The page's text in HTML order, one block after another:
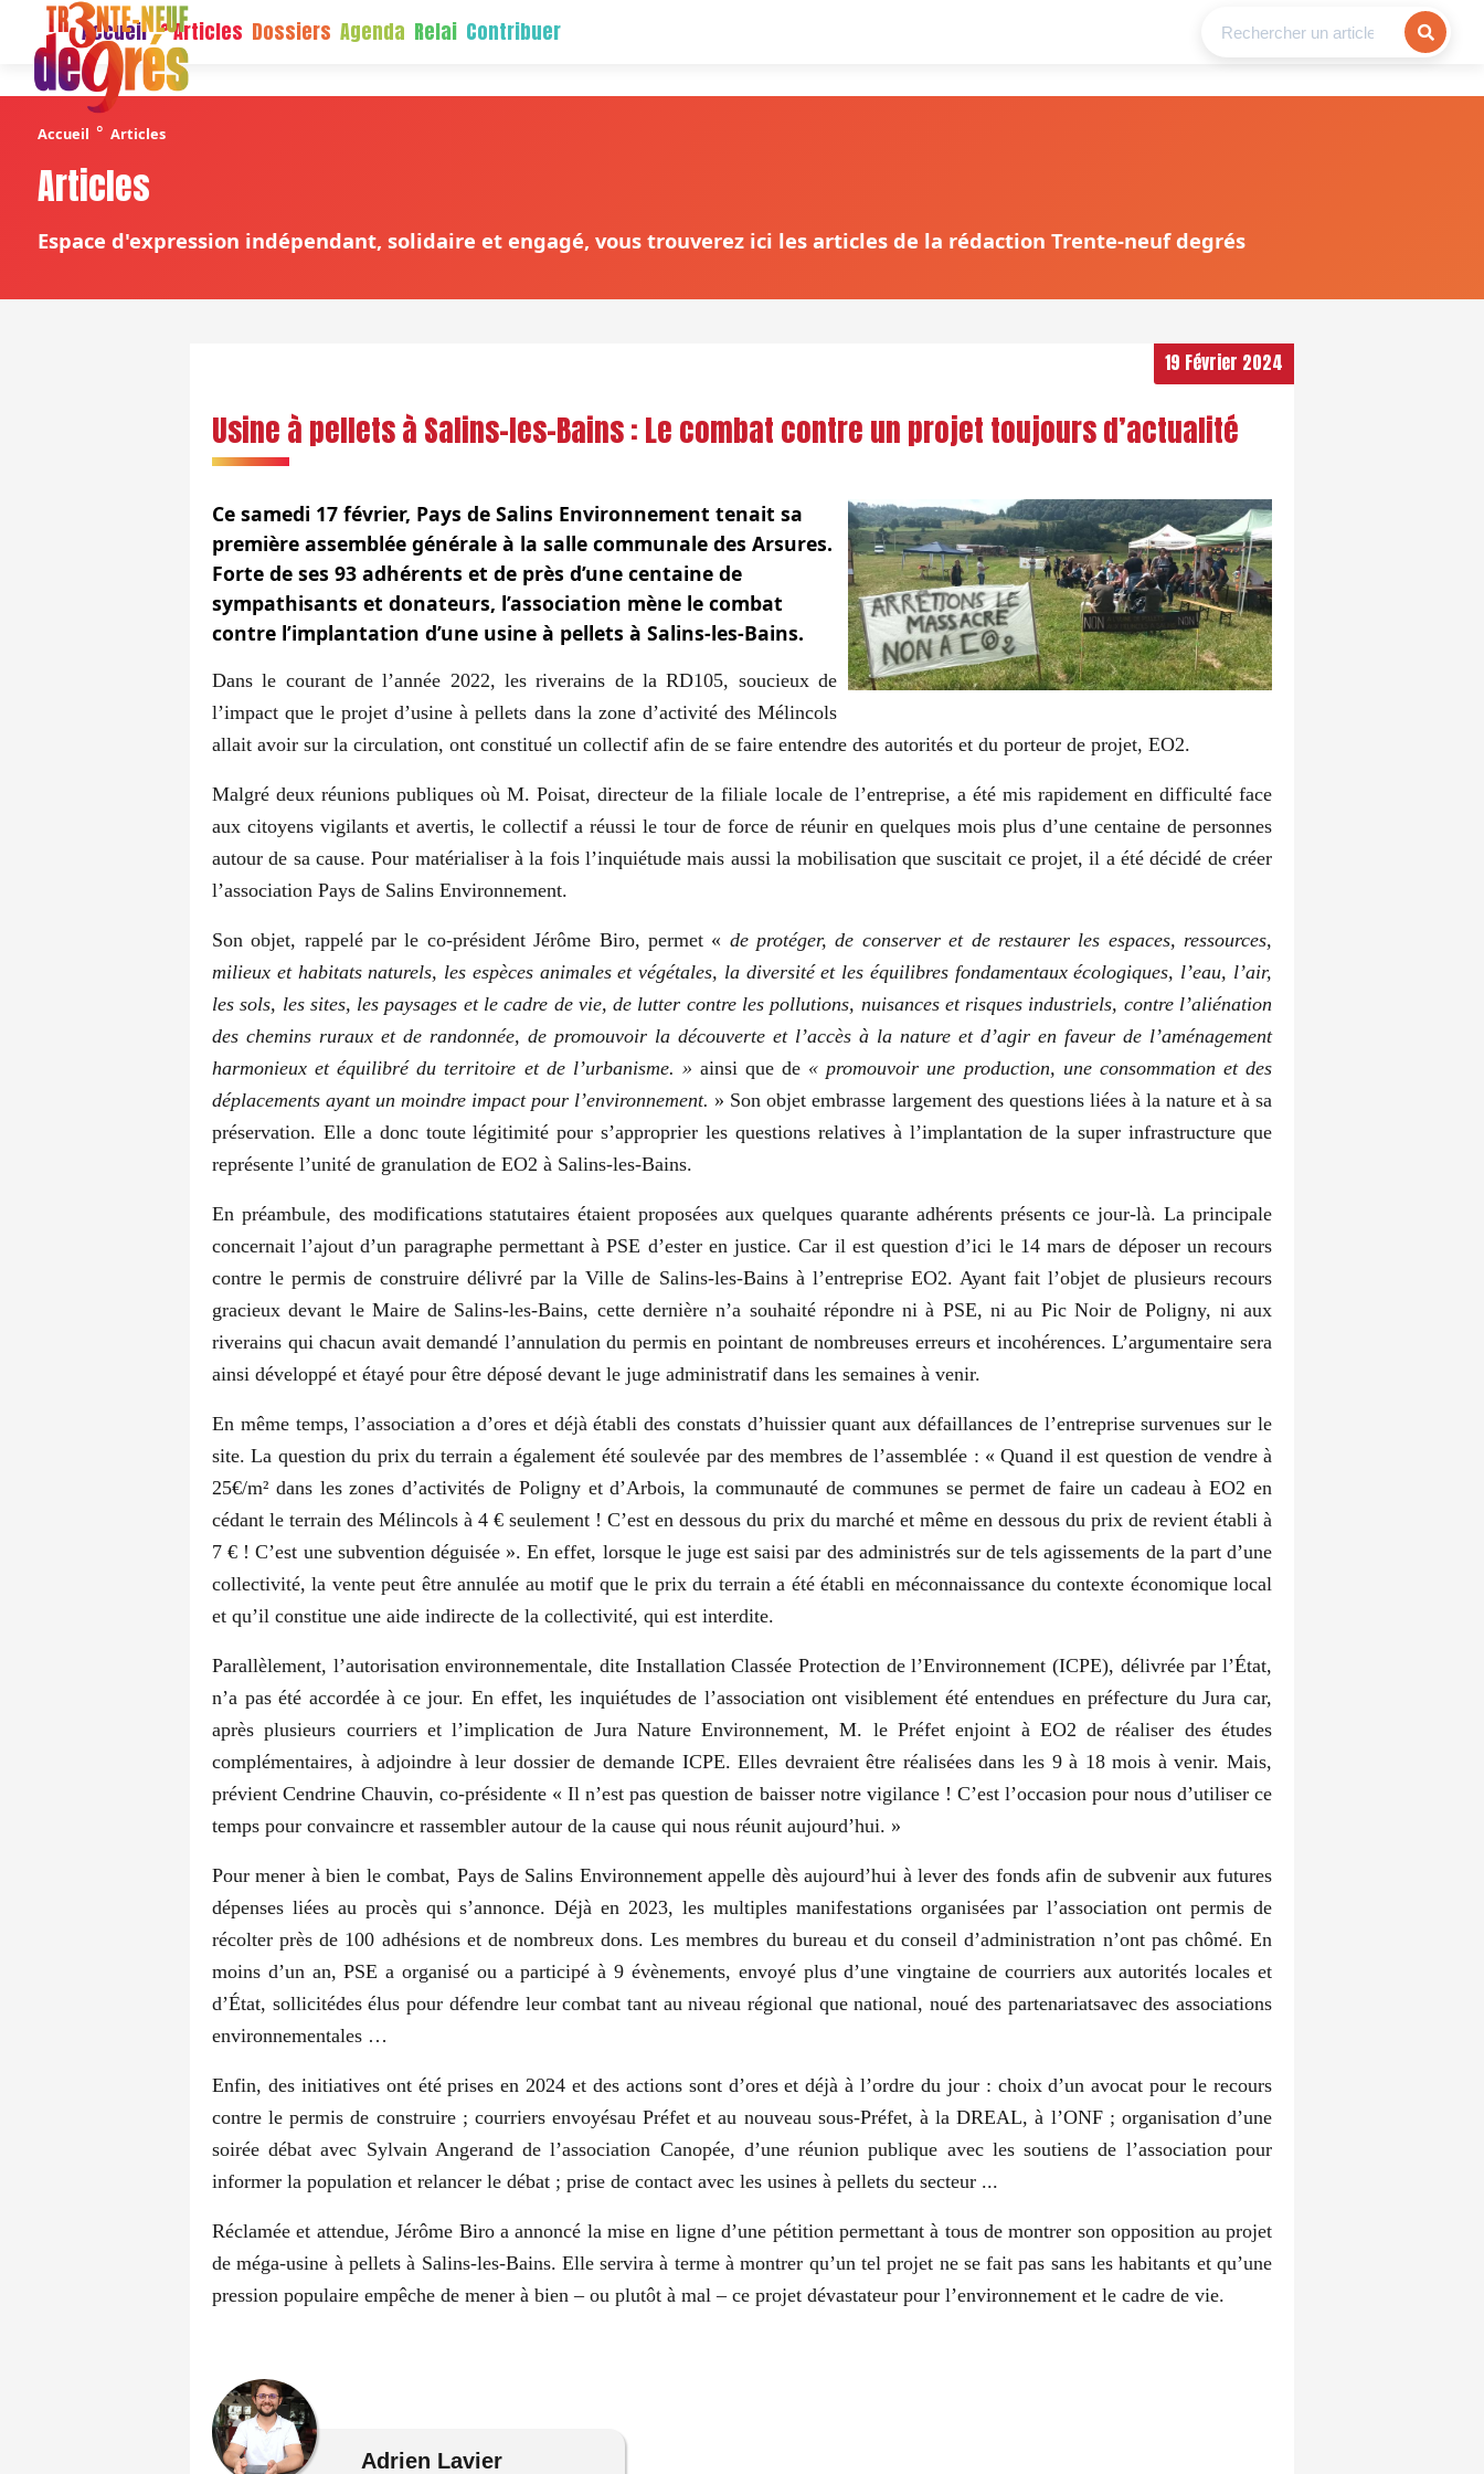
Accueil Articles Dossiers Agenda Relai Contribuer
Accueil ° Articles
Articles
Espace d'expression indépendant, solidaire et engagé, vous trouverez ici les articles de la rédaction Trente-neuf degrés
19 Février 2024
Usine à pellets à Salins-les-Bains : Le combat contre un projet toujours d’actualité
Ce samedi 17 février, Pays de Salins Environnement tenait sa
première assemblée générale à la salle communale des Arsures.
Forte de ses 93 adhérents et de près d’une centaine de
sympathisants et donateurs, l’association mène le combat
contre l’implantation d’une usine à pellets à Salins-les-Bains.
Dans le courant de l’année 2022, les riverains de la RD105, soucieux de
l’impact que le projet d’usine à pellets dans la zone d’activité des Mélincols
allait avoir sur la circulation, ont constitué un collectif afin de se faire entendre des autorités et du porteur de projet, EO2.
Malgré deux réunions publiques où M. Poisat, directeur de la filiale locale de l’entreprise, a été mis rapidement en difficulté face
aux citoyens vigilants et avertis, le collectif a réussi le tour de force de réunir en quelques mois plus d’une centaine de personnes
autour de sa cause. Pour matérialiser à la fois l’inquiétude mais aussi la mobilisation que suscitait ce projet, il a été décidé de créer
l’association Pays de Salins Environnement.
Son objet, rappelé par le co-président Jérôme Biro, permet « de protéger, de conserver et de restaurer les espaces, ressources,
milieux et habitats naturels, les espèces animales et végétales, la diversité et les équilibres fondamentaux écologiques, l’eau, l’air,
les sols, les sites, les paysages et le cadre de vie, de lutter contre les pollutions, nuisances et risques industriels, contre l’aliénation
des chemins ruraux et de randonnée, de promouvoir la découverte et l’accès à la nature et d’agir en faveur de l’aménagement
harmonieux et équilibré du territoire et de l’urbanisme. » ainsi que de « promouvoir une production, une consommation et des
déplacements ayant un moindre impact pour l’environnement. » Son objet embrasse largement des questions liées à la nature et à sa
préservation. Elle a donc toute légitimité pour s’approprier les questions relatives à l’implantation de la super infrastructure que
représente l’unité de granulation de EO2 à Salins-les-Bains.
En préambule, des modifications statutaires étaient proposées aux quelques quarante adhérents présents ce jour-là. La principale
concernait l’ajout d’un paragraphe permettant à PSE d’ester en justice. Car il est question d’ici le 14 mars de déposer un recours
contre le permis de construire délivré par la Ville de Salins-les-Bains à l’entreprise EO2. Ayant fait l’objet de plusieurs recours
gracieux devant le Maire de Salins-les-Bains, cette dernière n’a souhaité répondre ni à PSE, ni au Pic Noir de Poligny, ni aux
riverains qui chacun avait demandé l’annulation du permis en pointant de nombreuses erreurs et incohérences. L’argumentaire sera
ainsi développé et étayé pour être déposé devant le juge administratif dans les semaines à venir.
En même temps, l’association a d’ores et déjà établi des constats d’huissier quant aux défaillances de l’entreprise survenues sur le
site. La question du prix du terrain a également été soulevée par des membres de l’assemblée : « Quand il est question de vendre à
25€/m² dans les zones d’activités de Poligny et d’Arbois, la communauté de communes se permet de faire un cadeau à EO2 en
cédant le terrain des Mélincols à 4 € seulement ! C’est en dessous du prix du marché et même en dessous du prix de revient établi à
7 € ! C’est une subvention déguisée ». En effet, lorsque le juge est saisi par des administrés sur de tels agissements de la part d’une
collectivité, la vente peut être annulée au motif que le prix du terrain a été établi en méconnaissance du contexte économique local
et qu’il constitue une aide indirecte de la collectivité, qui est interdite.
Parallèlement, l’autorisation environnementale, dite Installation Classée Protection de l’Environnement (ICPE), délivrée par l’État,
n’a pas été accordée à ce jour. En effet, les inquiétudes de l’association ont visiblement été entendues en préfecture du Jura car,
après plusieurs courriers et l’implication de Jura Nature Environnement, M. le Préfet enjoint à EO2 de réaliser des études
complémentaires, à adjoindre à leur dossier de demande ICPE. Elles devraient être réalisées dans les 9 à 18 mois à venir. Mais,
prévient Cendrine Chauvin, co-présidente « Il n’est pas question de baisser notre vigilance ! C’est l’occasion pour nous d’utiliser ce
temps pour convaincre et rassembler autour de la cause qui nous réunit aujourd’hui. »
Pour mener à bien le combat, Pays de Salins Environnement appelle dès aujourd’hui à lever des fonds afin de subvenir aux futures
dépenses liées au procès qui s’annonce. Déjà en 2023, les multiples manifestations organisées par l’association ont permis de
récolter près de 100 adhésions et de nombreux dons. Les membres du bureau et du conseil d’administration n’ont pas chômé. En
moins d’un an, PSE a organisé ou a participé à 9 évènements, envoyé plus d’une vingtaine de courriers aux autorités locales et
d’État, sollicitédes élus pour défendre leur combat tant au niveau régional que national, noué des partenariatsavec des associations
environnementales …
Enfin, des initiatives ont été prises en 2024 et des actions sont d’ores et déjà à l’ordre du jour : choix d’un avocat pour le recours
contre le permis de construire ; courriers envoyésau Préfet et au nouveau sous-Préfet, à la DREAL, à l’ONF ; organisation d’une
soirée débat avec Sylvain Angerand de l’association Canopée, d’une réunion publique avec les soutiens de l’association pour
informer la population et relancer le débat ; prise de contact avec les usines à pellets du secteur ...
Réclamée et attendue, Jérôme Biro a annoncé la mise en ligne d’une pétition permettant à tous de montrer son opposition au projet
de méga-usine à pellets à Salins-les-Bains. Elle servira à terme à montrer qu’un tel projet ne se fait pas sans les habitants et qu’une
pression populaire empêche de mener à bien – ou plutôt à mal – ce projet dévastateur pour l’environnement et le cadre de vie.
Adrien Lavier